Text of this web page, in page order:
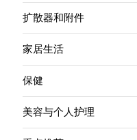
扩散器和附件
家居生活
保健
美容与个人护理